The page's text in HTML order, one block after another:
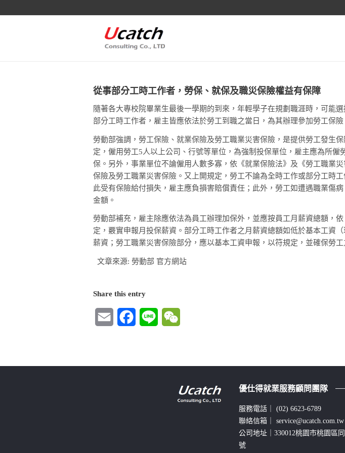
從事部分工時工作者，勞保、就保及職災保險權益有保障
隨著各大專校院畢業生最後一學期的到來，年輕學子在規劃職涯時，可能
部分工時工作者，雇主皆應依法於勞工到職之當日，為其辦理參加勞工保
勞動部強調，勞工保險、就業保險及勞工職業災害保險，是提供勞工發生
定，僱用勞工5人以上公司、行號等單位，為強制投保單位，雇主應為所
保。另外，事業單位不論僱用人數多寡，依《就業保險法》及《勞工職業
保險及勞工職業災害保險。又上開規定，勞工不論為全時工作或部分工時
此受有保險給付損失，雇主應負損害賠償責任；此外，勞工如遭遇職業傷
金額。
勞動部補充，雇主除應依法為員工辦理加保外，並應按員工月薪資總額，
定，覈實申報月投保薪資。部分工時工作者之月薪資總額如低於基本工資
薪資；勞工職業災害保險部分，應以基本工資申報，以符規定，並確保勞工
文章來源: 勞動部 官方網站
Share this entry
Email FacebookLine
優仕得就業服務顧問團隊
服務電話｜(02) 6623-6789
聯絡信箱｜service@ucatch.com.tw
公司地址｜330012桃園市桃園區
號